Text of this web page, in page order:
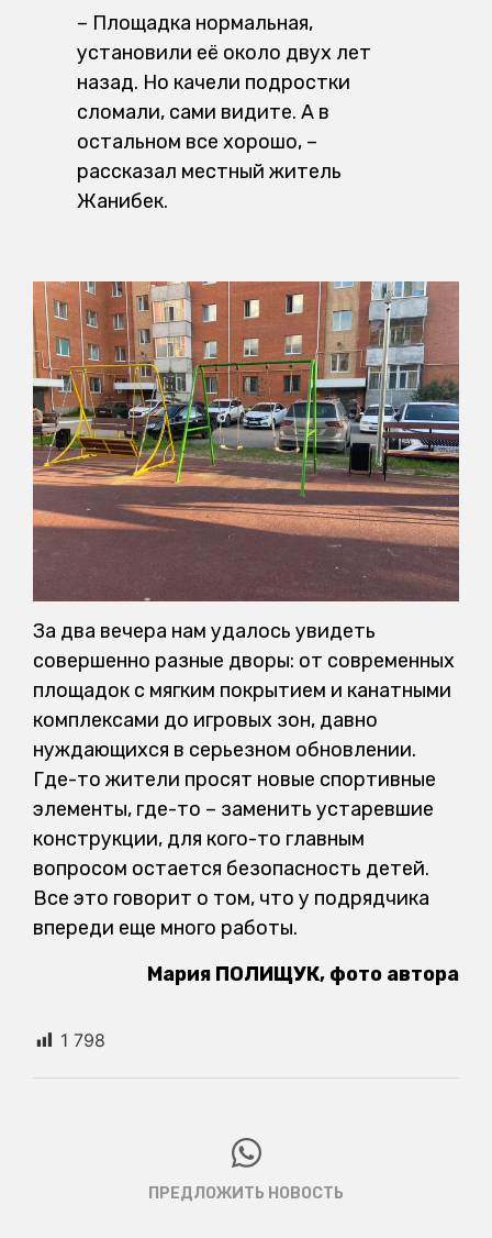
– Площадка нормальная,
установили её около двух лет
назад. Но качели подростки
сломали, сами видите. А в
остальном все хорошо, –
рассказал местный житель
Жанибек.
За два вечера нам удалось увидеть
совершенно разные дворы: от современных
площадок с мягким покрытием и канатными
комплексами до игровых зон, давно
нуждающихся в серьезном обновлении.
Где-то жители просят новые спортивные
элементы, где-то – заменить устаревшие
конструкции, для кого-то главным
вопросом остается безопасность детей.
Все это говорит о том, что у подрядчика
впереди еще много работы.
Мария ПОЛИЩУК, фото автора
1 798
ПРЕДЛОЖИТЬ НОВОСТЬ